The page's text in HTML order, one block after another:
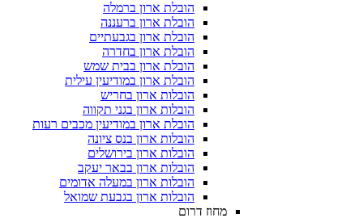
הובלת ארון ברמלה
הובלת ארון ברעננה
הובלת ארון בגבעתיים
הובלת ארון בחדרה
הובלת ארון בבית שמש
הובלת ארון במודיעין עילית
הובלות ארון בחריש
הובלות ארון בגני תקווה
הובלת ארון במודיעין מכבים רעות
הובלות ארון בנס ציונה
הובלות ארון בירושלים
הובלות ארון בבאר יעקב
הובלות ארון במעלה אדומים
הובלות ארון בגבעת שמואל